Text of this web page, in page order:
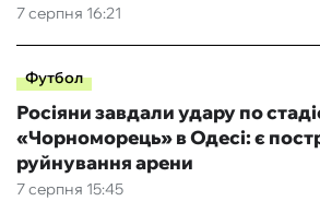
7 серпня 16:21
Футбол
7 серпня 15:45
Росіяни завдали удару по
«Чорноморець» в Одесі: є
руйнування арени